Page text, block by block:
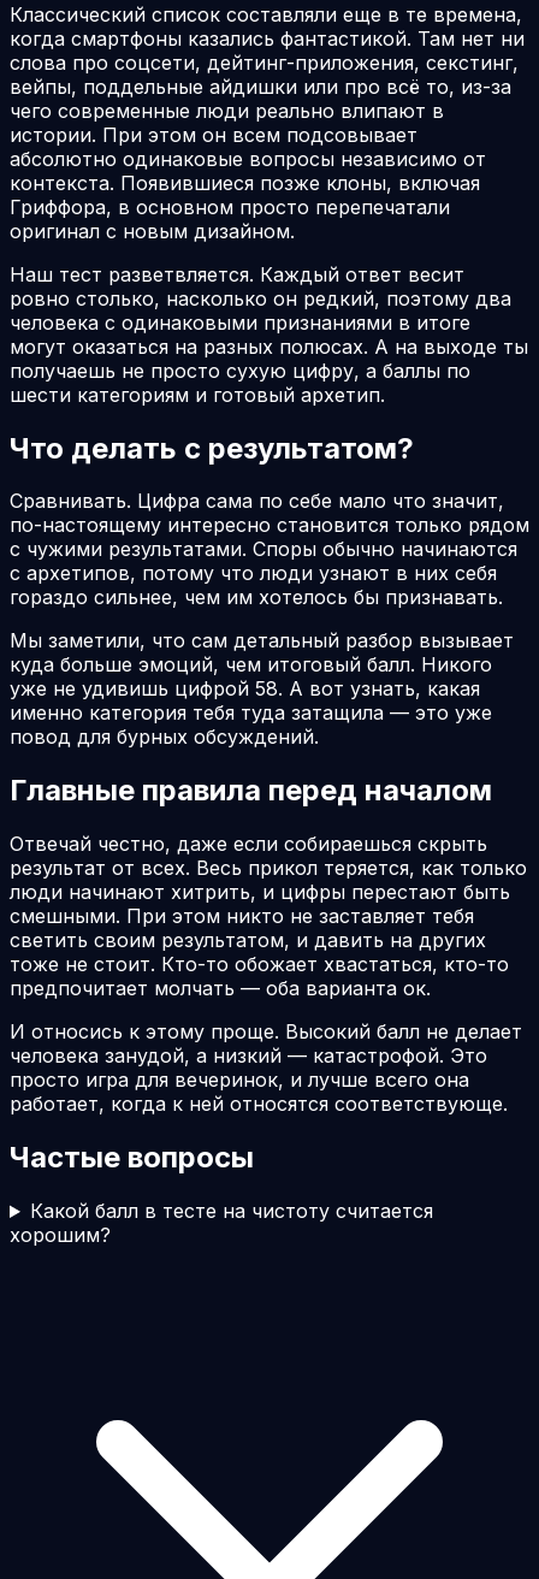
Классический список составляли еще в те времена,
когда смартфоны казались фантастикой. Там нет ни
слова про соцсети, дейтинг-приложения, секстинг,
вейпы, поддельные айдишки или про всё то, из-за
чего современные люди реально влипают в
истории. При этом он всем подсовывает
абсолютно одинаковые вопросы независимо от
контекста. Появившиеся позже клоны, включая
Гриффора, в основном просто перепечатали
оригинал с новым дизайном.
Наш тест разветвляется. Каждый ответ весит
ровно столько, насколько он редкий, поэтому два
человека с одинаковыми признаниями в итоге
могут оказаться на разных полюсах. А на выходе ты
получаешь не просто сухую цифру, а баллы по
шести категориям и готовый архетип.
Что делать с результатом?
Сравнивать. Цифра сама по себе мало что значит,
по-настоящему интересно становится только рядом
с чужими результатами. Споры обычно начинаются
с архетипов, потому что люди узнают в них себя
гораздо сильнее, чем им хотелось бы признавать.
Мы заметили, что сам детальный разбор вызывает
куда больше эмоций, чем итоговый балл. Никого
уже не удивишь цифрой 58. А вот узнать, какая
именно категория тебя туда затащила — это уже
повод для бурных обсуждений.
Главные правила перед началом
Отвечай честно, даже если собираешься скрыть
результат от всех. Весь прикол теряется, как только
люди начинают хитрить, и цифры перестают быть
смешными. При этом никто не заставляет тебя
светить своим результатом, и давить на других
тоже не стоит. Кто-то обожает хвастаться, кто-то
предпочитает молчать — оба варианта ок.
И относись к этому проще. Высокий балл не делает
человека занудой, а низкий — катастрофой. Это
просто игра для вечеринок, и лучше всего она
работает, когда к ней относятся соответствующе.
Частые вопросы
Какой балл в тесте на чистоту считается
хорошим?